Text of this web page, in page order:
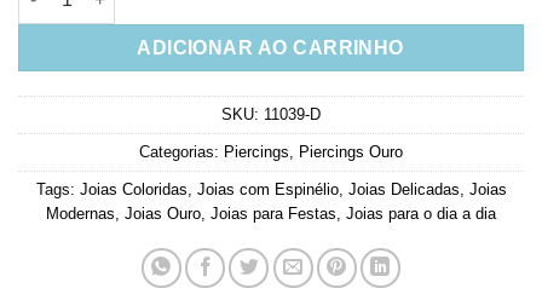
ADICIONAR AO CARRINHO
SKU: 11039-D
Categorias: Piercings, Piercings Ouro
Tags: Joias Coloridas, Joias com Espinélio, Joias Delicadas, Joias
Modernas, Joias Ouro, Joias para Festas, Joias para o dia a dia